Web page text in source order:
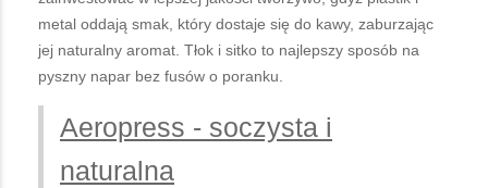
metal oddają smak, który dostaje się do kawy, zaburzając
jej naturalny aromat. Tłok i sitko to najlepszy sposób na
pyszny napar bez fusów o poranku.
Aeropress - soczysta i
naturalna